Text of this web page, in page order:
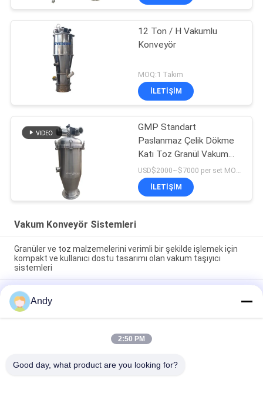
12 Ton / H Vakumlu
Konveyör
MOQ:1 Takım
İLETIŞIM
GMP Standart
Paslanmaz Çelik Dökme
Katı Toz Granül Vakum
Konveyörü
İLETIŞIM
Vakum Konveyör Sistemleri
Granüler ve toz malzemelerini verimli bir şekilde işlemek için
kompakt ve kullanıcı dostu tasarımı olan vakum taşıyıcı
sistemleri
Endüstriyel Proseslerde Granül Malzemelerin Sürekli
Beslemesi ve Boşaltımı için Otomatik Vakumlu Konveyör
Sistemleri
Tozsuz kapalı boru hattı teknolojisiyle toz ve granüler
malzemeleri güvenli bir şekilde taşımak için tasarlanmış
Andy
2:50 PM
Good day, what product are you looking for?